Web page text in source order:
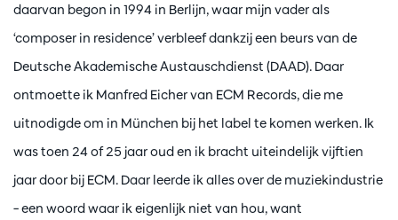
daarvan begon in 1994 in Berlijn, waar mijn vader als
‘composer in residence’ verbleef dankzij een beurs van de
Deutsche Akademische Austauschdienst (DAAD). Daar
ontmoette ik Manfred Eicher van ECM Records, die me
uitnodigde om in München bij het label te komen werken. Ik
was toen 24 of 25 jaar oud en ik bracht uiteindelijk vijftien
jaar door bij ECM. Daar leerde ik alles over de muziekindustrie
– een woord waar ik eigenlijk niet van hou, want